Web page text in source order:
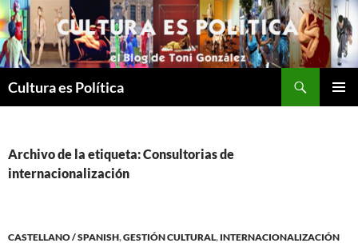
Saltar
al
contenido
Cultura es Política
Archivo de la etiqueta: Consultorias de
internacionalización
CASTELLANO / SPANISH,GESTIÓN CULTURAL, INTERNACIONALIZACIÓN